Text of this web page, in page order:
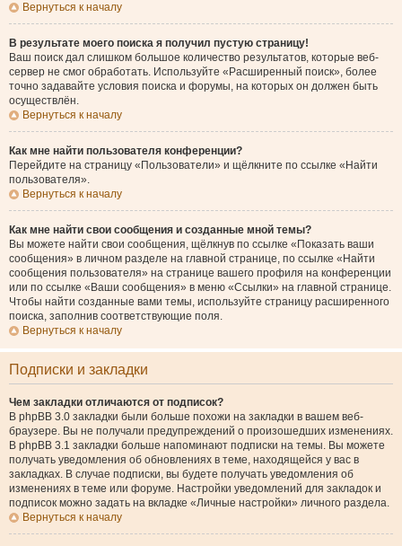
Вернуться к началу
В результате моего поиска я получил пустую страницу!
Ваш поиск дал слишком большое количество результатов, которые веб-
сервер не смог обработать. Используйте «Расширенный поиск», более
точно задавайте условия поиска и форумы, на которых он должен быть
осуществлён.
Вернуться к началу
Как мне найти пользователя конференции?
Перейдите на страницу «Пользователи» и щёлкните по ссылке «Найти
пользователя».
Вернуться к началу
Как мне найти свои сообщения и созданные мной темы?
Вы можете найти свои сообщения, щёлкнув по ссылке «Показать ваши
сообщения» в личном разделе на главной странице, по ссылке «Найти
сообщения пользователя» на странице вашего профиля на конференции
или по ссылке «Ваши сообщения» в меню «Ссылки» на главной странице.
Чтобы найти созданные вами темы, используйте страницу расширенного
поиска, заполнив соответствующие поля.
Вернуться к началу
Подписки и закладки
Чем закладки отличаются от подписок?
В phpBB 3.0 закладки были больше похожи на закладки в вашем веб-
браузере. Вы не получали предупреждений о произошедших изменениях.
В phpBB 3.1 закладки больше напоминают подписки на темы. Вы можете
получать уведомления об обновлениях в теме, находящейся у вас в
закладках. В случае подписки, вы будете получать уведомления об
изменениях в теме или форуме. Настройки уведомлений для закладок и
подписок можно задать на вкладке «Личные настройки» личного раздела.
Вернуться к началу